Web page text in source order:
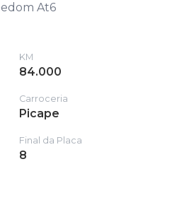
At6
KM
84.000
Carroceria
Picape
Final da Placa
8